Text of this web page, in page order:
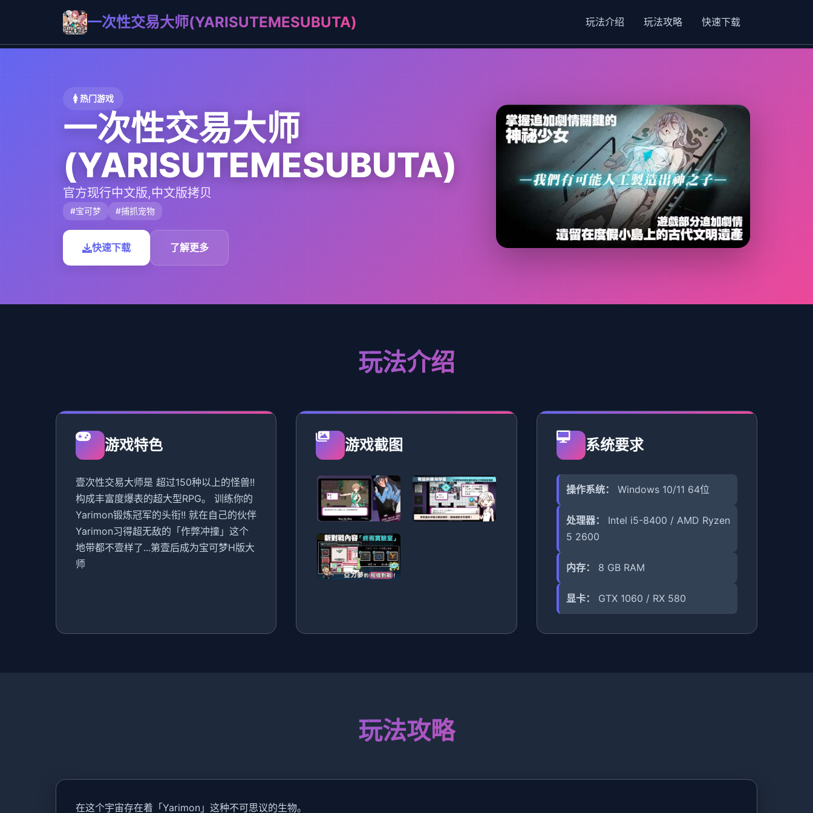
一次性交易大师(YARISUTEMESUBUTA) 玩法介绍 玩法攻略 快速下载
🚺 热门游戏
一次性交易大师
(YARISUTEMESUBUTA)
官方现行中文版,中文版拷贝
#宝可梦 #捕抓宠物
快速下载 了解更多
玩法介绍
游戏特色
壹次性交易大师是 超过150种以上的怪兽!!
构成丰富度爆表的超大型RPG。 训练你的
Yarimon锻炼冠军的头衔!! 就在自己的伙伴
Yarimon习得超无敌的「作弊冲撞」这个
地带都不壹样了...第壹后成为宝可梦H版大
师
游戏截图 系统要求
操作系统： Windows 10/11 64位
处理器：
Intel i5-8400 / AMD Ryzen
5 2600
内存： 8 GB RAM
显卡： GTX 1060 / RX 580
玩法攻略
在这个宇宙存在着「Yarimon」这种不可思议的生物。